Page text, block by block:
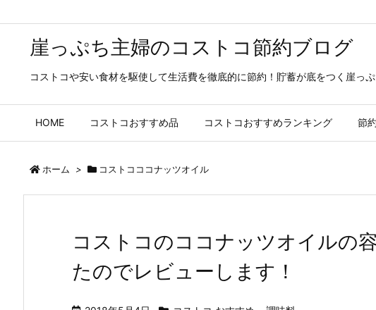
崖っぷち主婦のコストコ節約ブログ
コストコや安い食材を駆使して生活費を徹底的に節約！貯蓄が底をつく崖っ
HOME コストコおすすめ品 コストコおすすめランキング 節
ホーム > コストコココナッツオイル
コストコのココナッツオイルの
たのでレビューします！